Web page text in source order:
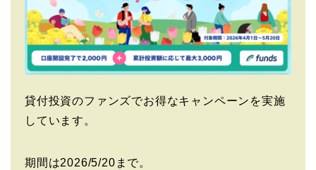
貸付投資のファンズでお得なキャンペーンを実施
しています。
期間は2026/5/20まで。